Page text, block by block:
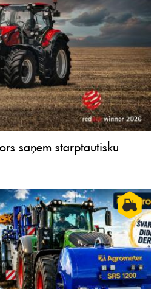
saņem starptautisku